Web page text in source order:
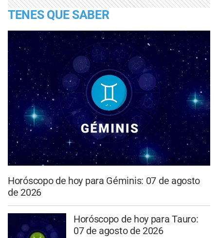
TENES QUE SABER
Horóscopo de hoy para Géminis: 07 de agosto
de 2026
Horóscopo de hoy para Tauro:
07 de agosto de 2026